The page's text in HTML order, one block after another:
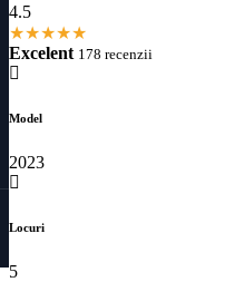
4.5
★★★★★
Excelent 178 recenzii
Model
2023
Locuri
5